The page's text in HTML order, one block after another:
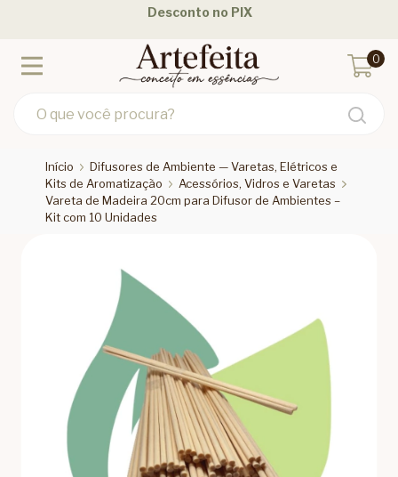
Desconto no PIX
0
Início
Difusores de Ambiente — Varetas, Elétricos e
Kits de Aromatização
Acessórios, Vidros e Varetas
Vareta de Madeira 20cm para Difusor de Ambientes –
Kit com 10 Unidades